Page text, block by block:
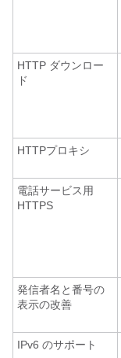
HTTP ダウンロー
ド
HTTPプロキシ
電話サービス用
HTTPS
発信者名と番号の
表示の改善
IPv6 のサポート